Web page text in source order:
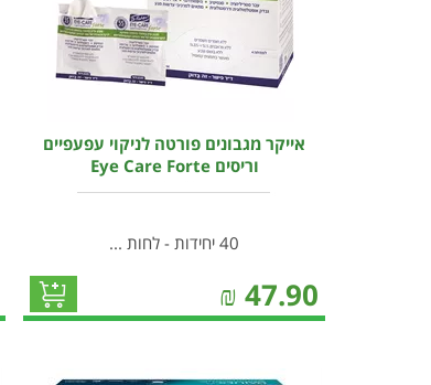
אייקר מגבונים פורטה לניקוי עפעפיים
וריסים Eye Care Forte
40 יחידות - לחות ...
47.90
₪